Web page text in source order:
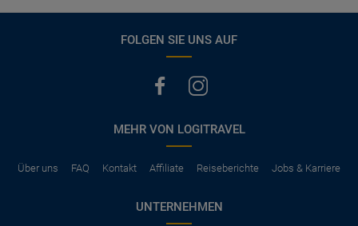
FOLGEN SIE UNS AUF
MEHR VON LOGITRAVEL
Über uns FAQ Kontakt Affiliate Reiseberichte Jobs & Karriere
UNTERNEHMEN